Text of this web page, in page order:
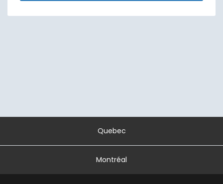
Quebec
Montréal